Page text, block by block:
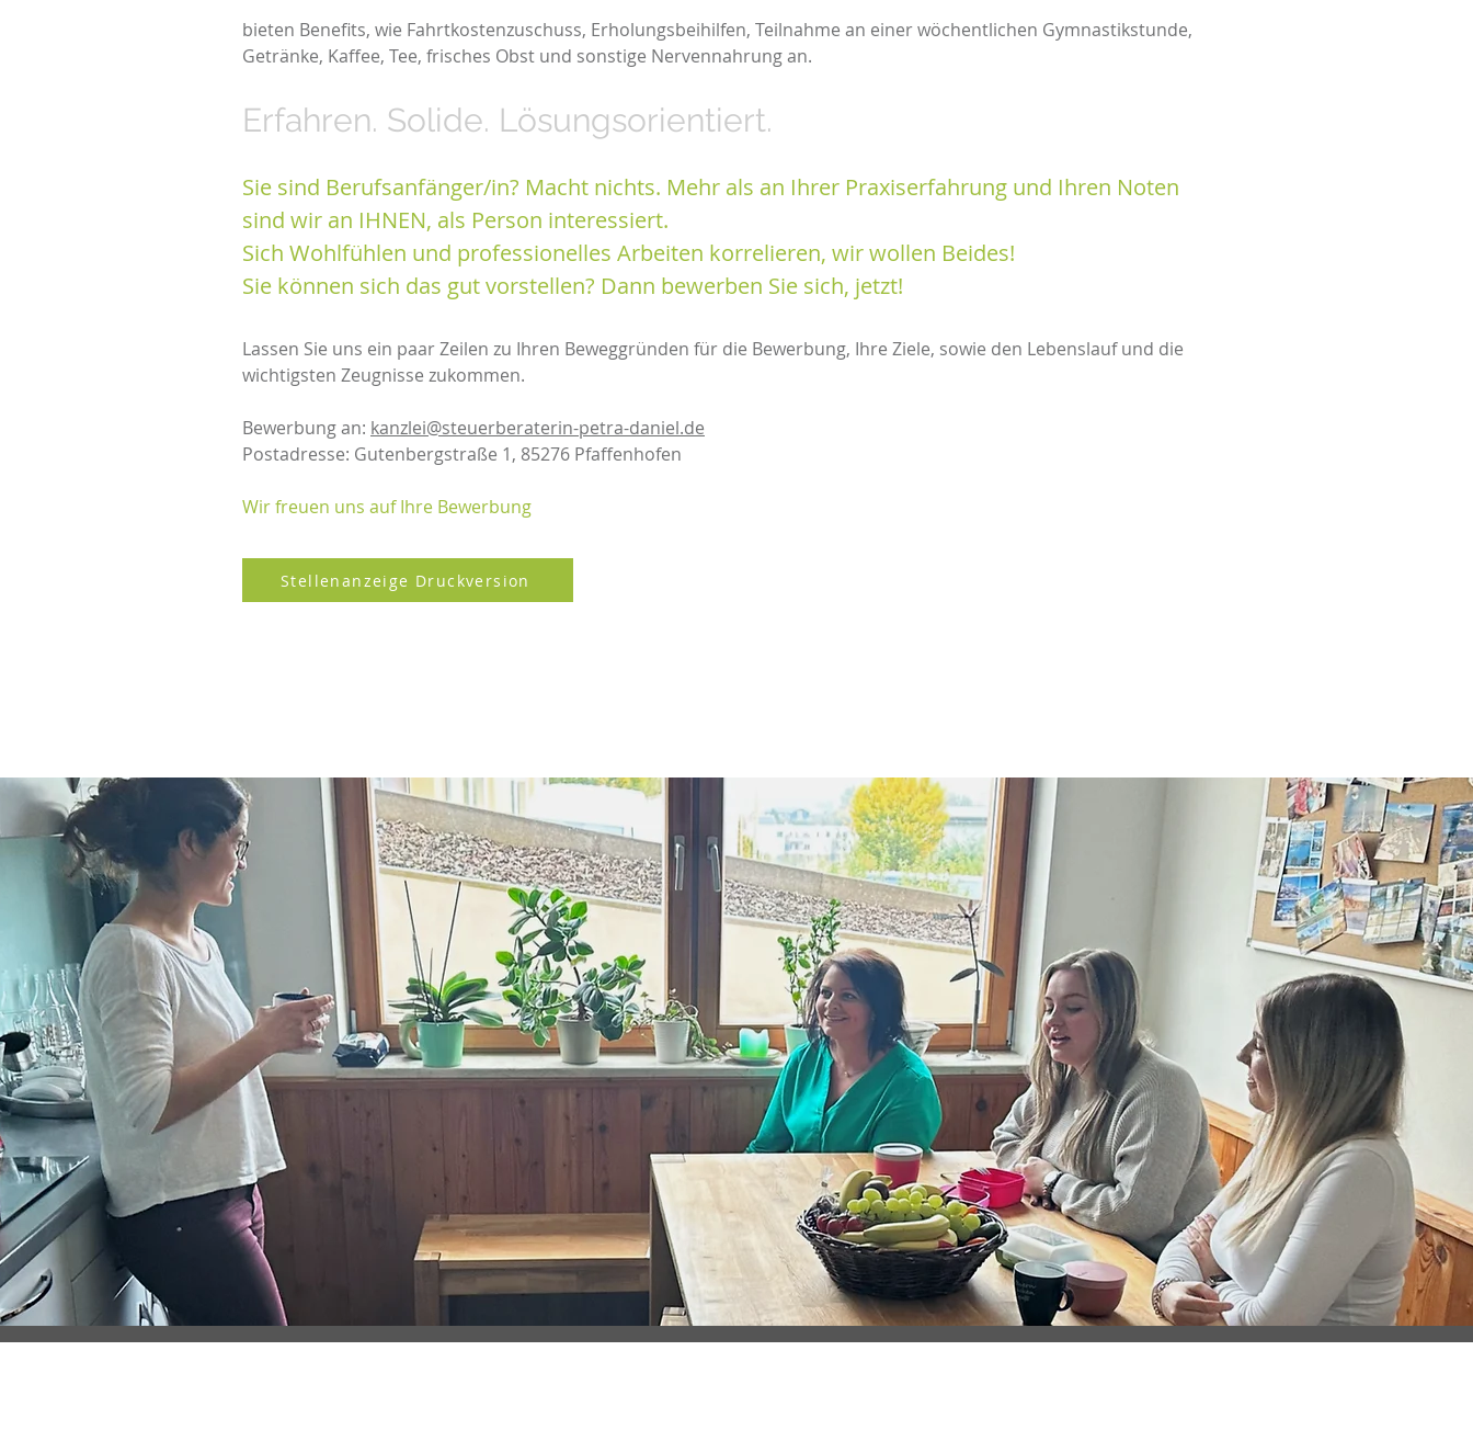
bieten Benefits, wie Fahrtkostenzuschuss, Erholungsbeihilfen, Teilnahme an einer wöchentlichen Gymnastikstunde,
Getränke, Kaffee, Tee, frisches Obst und sonstige Nervennahrung an.
Erfahren. Solide. Lösungsorientiert.
Sie sind Berufsanfänger/in? Macht nichts. Mehr als an Ihrer Praxiserfahrung und Ihren Noten
sind wir an IHNEN, als Person interessiert.
Sich Wohlfühlen und professionelles Arbeiten korrelieren, wir wollen Beides!
Sie können sich das gut vorstellen? Dann bewerben Sie sich, jetzt!
Lassen Sie uns ein paar Zeilen zu Ihren Beweggründen für die Bewerbung, Ihre Ziele, sowie den Lebenslauf und die
wichtigsten Zeugnisse zukommen.
Bewerbung an: kanzlei@steuerberaterin-petra-daniel.de
Postadresse: Gutenbergstraße 1, 85276 Pfaffenhofen
Wir freuen uns auf Ihre Bewerbung
Stellenanzeige Druckversion